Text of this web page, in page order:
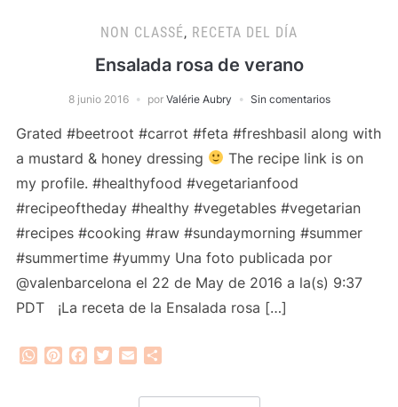
NON CLASSÉ, RECETA DEL DÍA
Ensalada rosa de verano
8 junio 2016 por Valérie Aubry Sin comentarios
Grated #beetroot #carrot #feta #freshbasil along with
a mustard & honey dressing
The recipe link is on
my profile. #healthyfood #vegetarianfood
#recipeoftheday #healthy #vegetables #vegetarian
#recipes #cooking #raw #sundaymorning #summer
#summertime #yummy Una foto publicada por
@valenbarcelona el 22 de May de 2016 a la(s) 9:37
PDT ¡La receta de la Ensalada rosa […]
WhatsApp
PinterestFacebook
Twitter
Email